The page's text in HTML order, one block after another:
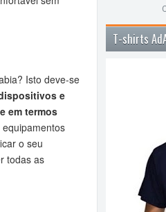
Isto deve-se
e
em termos
o seu
todas as
T-shirts